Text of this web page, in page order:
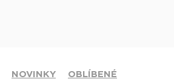
NOVINKY OBLÍBENÉ